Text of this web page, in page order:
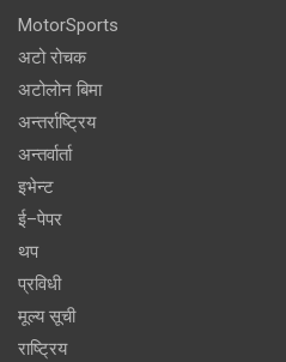
MotorSports
अटो रोचक
अटोलोन बिमा
अन्तर्राष्ट्रिय
अन्तर्वार्ता
इभेन्ट
ई–पेपर
थप
प्रविधी
मूल्य सूची
राष्ट्रिय